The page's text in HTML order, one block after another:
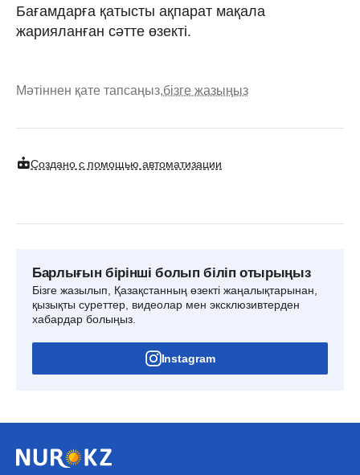
Бағамдарға қатысты ақпарат мақала
жарияланған сәтте өзекті.
Мәтіннен қате тапсаңыз,бізге жазыңыз
Создано с помощью автоматизации
Барлығын бірінші болып біліп отырыңыз
Бізге жазылып, Қазақстанның өзекті жаңалықтарынан,
қызықты суреттер, видеолар мен эксклюзивтерден
хабардар болыңыз.
Instagram